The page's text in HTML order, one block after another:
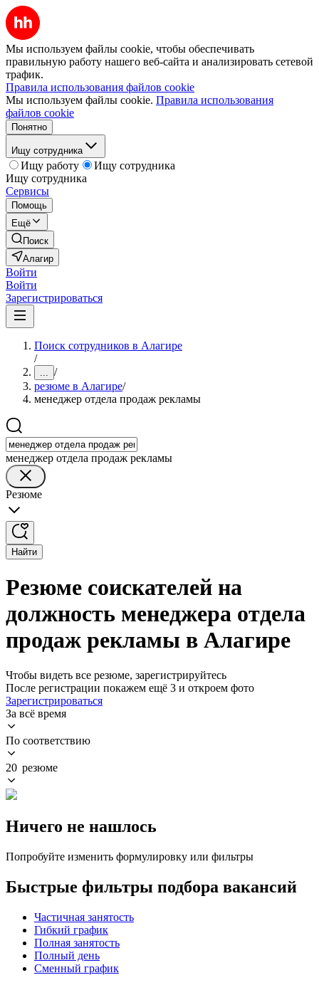
Мы используем файлы cookie, чтобы обеспечивать
правильную работу нашего веб-сайта и анализировать сетевой
трафик.
Правила использования файлов cookie
Мы используем файлы cookie. Правила использования
файлов cookie
Понятно
Ищу сотрудника
Ищу работу
Ищу сотрудника
Ищу сотрудника
Сервисы
Помощь
Ещё
Поиск
Алагир
Войти
Войти
Зарегистрироваться
Поиск сотрудников в Алагире
/
... /
резюме в Алагире/
менеджер отдела продаж рекламы
менеджер отдела продаж рекламы
Резюме
Найти
Резюме соискателей на
должность менеджера отдела
продаж рекламы в Алагире
Чтобы видеть все резюме, зарегистрируйтесь
После регистрации покажем ещё 3 и откроем фото
Зарегистрироваться
За всё время
По соответствию
20 резюме
Ничего не нашлось
Попробуйте изменить формулировку или фильтры
Быстрые фильтры подбора вакансий
Частичная занятость
Гибкий график
Полная занятость
Полный день
Сменный график